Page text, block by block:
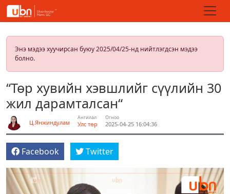
Энэ мэдээ хуучирсан буюу 2025/04/25-нд нийтлэгдсэн мэдээ
болно.
“Төр хувийн хэвшлийг сүүлийн 30
жил дарамталсан“
Ц.Янжиндулам
Ангилал
Улс төр
Огноо
2025-04-25 16:04:36
Facebook Twitter